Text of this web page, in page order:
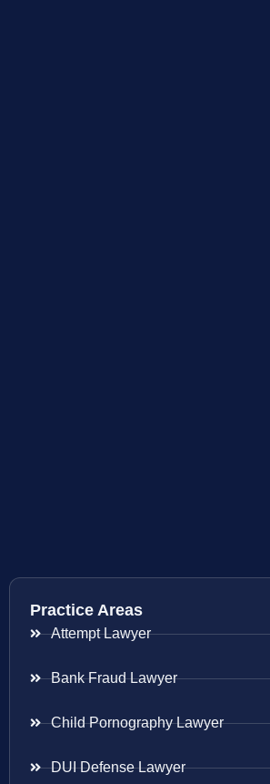
Practice Areas
Attempt Lawyer
Bank Fraud Lawyer
Child Pornography Lawyer
DUI Defense Lawyer